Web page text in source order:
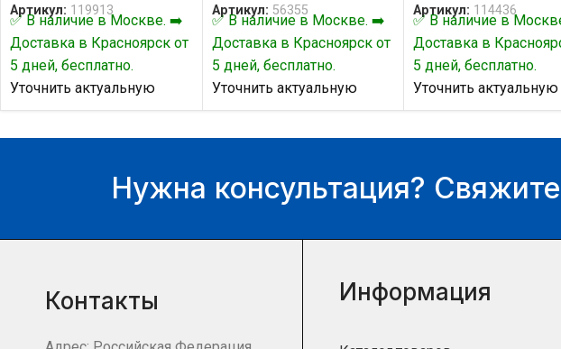
Артикул: 119913
✅ В наличие в Москве. ➡️
Доставка в Красноярск от
5 дней, бесплатно.
Уточнить актуальную
цену и наличие товара Вы
Артикул: 56355
✅ В наличие в Москве. ➡️
Доставка в Красноярск от
5 дней, бесплатно.
Уточнить актуальную
цену и наличие товара Вы
Артикул: 114436
✅ В наличие в
Доставка в
5 дней, бесплатно.
Уточнить актуальную
цену и наличие
Нужна консультация?
Контакты Информация